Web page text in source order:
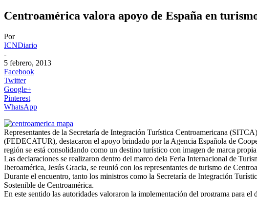
Centroamérica valora apoyo de España en
Por
ICNDiario
-
5 febrero, 2013
Facebook
Twitter
Google+
Pinterest
WhatsApp
Representantes de la Secretaría de Integración Turística Centroamericana
(FEDECATUR), destacaron el apoyo brindado por la Agencia Española de
región se está consolidando como un destino turístico con imagen de marca
Las declaraciones se realizaron dentro del marco dela Feria Internacional de
Iberoamérica, Jesús Gracia, se reunió con los representantes de turismo de
Durante el encuentro, tanto los ministros como la Secretaría de Integración
Sostenible de Centroamérica.
En este sentido las autoridades valoraron la implementación del programa para